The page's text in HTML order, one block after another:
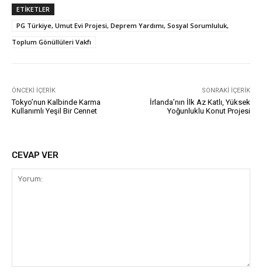
ETIKETLER
PG Türkiye, Umut Evi Projesi, Deprem Yardımı, Sosyal Sorumluluk,
Toplum Gönüllüleri Vakfı
ÖNCEKI İÇERIK
Tokyo’nun Kalbinde Karma
Kullanımlı Yeşil Bir Cennet
SONRAKI İÇERIK
İrlanda’nın İlk Az Katlı, Yüksek
Yoğunluklu Konut Projesi
CEVAP VER